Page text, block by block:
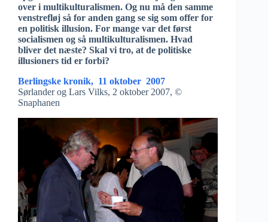
over i multikulturalismen. Og nu må den samme
venstrefløj så for anden gang se sig som offer for
en politisk illusion. For mange var det først
socialismen og så multikulturalismen. Hvad
bliver det næste? Skal vi tro, at de politiske
illusioners tid er forbi?
Berlingske kronik, 11 oktober 2007
Sørlander og Lars Vilks, 2 oktober 2007, ©
Snaphanen